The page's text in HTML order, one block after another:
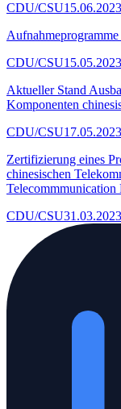
CDU/CSU15.06.2023
CDU/CSU15.05.2023
Aktueller Stand
Komponenten
CDU/CSU17.05.2023
Zertifizierung eines
chinesischen
Telecommmunication
CDU/CSU31.03.2023